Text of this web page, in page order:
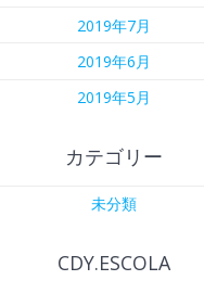
2019年7月
2019年6月
2019年5月
カテゴリー
未分類
CDY.ESCOLA